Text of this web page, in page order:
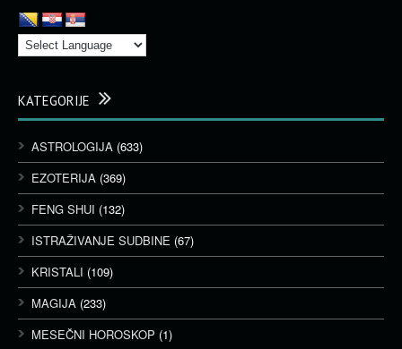
KATEGORIJE
ASTROLOGIJA (633)
EZOTERIJA (369)
FENG SHUI (132)
ISTRAŽIVANJE SUDBINE (67)
KRISTALI (109)
MAGIJA (233)
MESEČNI HOROSKOP (1)